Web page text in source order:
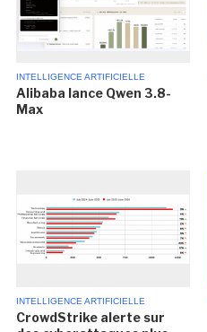
INTELLIGENCE ARTIFICIELLE
Alibaba lance Qwen 3.8-
Max
INTELLIGENCE ARTIFICIELLE
CrowdStrike alerte sur